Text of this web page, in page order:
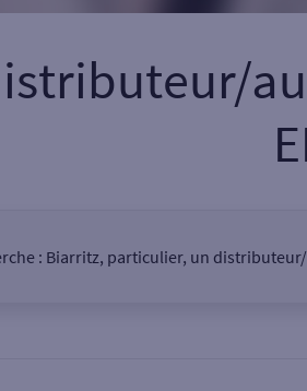
: Biarritz, particulier, un